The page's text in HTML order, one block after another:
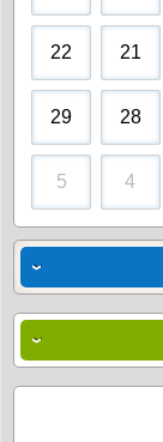
21
22
28
29
4
5